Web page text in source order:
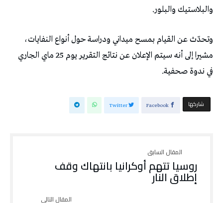
والبلاستيك والبلور.
وتحدّث عن القيام بمسح ميداني ودراسة حول أنواع النفايات،
مشيرا إلى أنه سيتم الإعلان عن نتائج التقرير يوم 25 ماي الجاري
في ندوة صحفية.
‫‫ شاركها‬ Facebook
Twitter
روسيا تتهم أوكرانيا بانتهاك وقف
إطلاق النار